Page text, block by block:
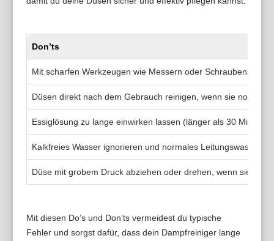
Don’ts
Mit scharfen Werkzeugen wie Messern oder
Düsen direkt nach dem Gebrauch reinigen, wenn sie noch
Essiglösung zu lange einwirken lassen (länger als 30 Minuten)
Kalkfreies Wasser ignorieren und normales Leitungswasser
Düse mit grobem Druck abziehen oder drehen, wenn sie fest
Mit diesen Do’s und Don’ts vermeidest du typische
Fehler und sorgst dafür, dass dein Dampfreiniger lange